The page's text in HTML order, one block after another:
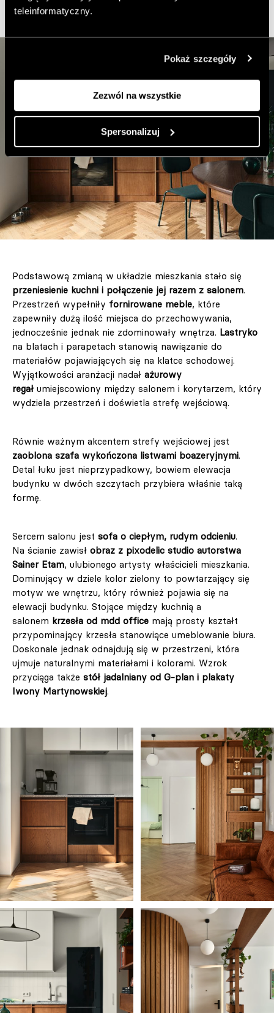
teleinformatyczny.
Pokaż szczegóły
Zezwól na wszystkie
Spersonalizuj
Podstawową zmianą w układzie mieszkania stało się
przeniesienie kuchni i połączenie jej razem z salonem.
Przestrzeń wypełniły fornirowane meble, które
zapewniły dużą ilość miejsca do przechowywania,
jednocześnie jednak nie zdominowały wnętrza. Lastryko
na blatach i parapetach stanowią nawiązanie do
materiałów pojawiających się na klatce schodowej.
Wyjątkowości aranżacji nadał ażurowy
regał umiejscowiony między salonem i korytarzem, który
wydziela przestrzeń i doświetla strefę wejściową.
Równie ważnym akcentem strefy wejściowej jest
zaoblona szafa wykończona listwami boazeryjnymi.
Detal łuku jest nieprzypadkowy, bowiem elewacja
budynku w dwóch szczytach przybiera właśnie taką
formę.
Sercem salonu jest sofa o ciepłym, rudym odcieniu.
Na ścianie zawisł obraz z pixodelic studio autorstwa
Sainer Etam, ulubionego artysty właścicieli mieszkania.
Dominujący w dziele kolor zielony to powtarzający się
motyw we wnętrzu, który również pojawia się na
elewacji budynku. Stojące między kuchnią a
salonem krzesła od mdd office mają prosty kształt
przypominający krzesła stanowiące umeblowanie biura.
Doskonale jednak odnajdują się w przestrzeni, która
ujmuje naturalnymi materiałami i kolorami. Wzrok
przyciąga także stół jadalniany od G-plan i plakaty
Iwony Martynowskiej.